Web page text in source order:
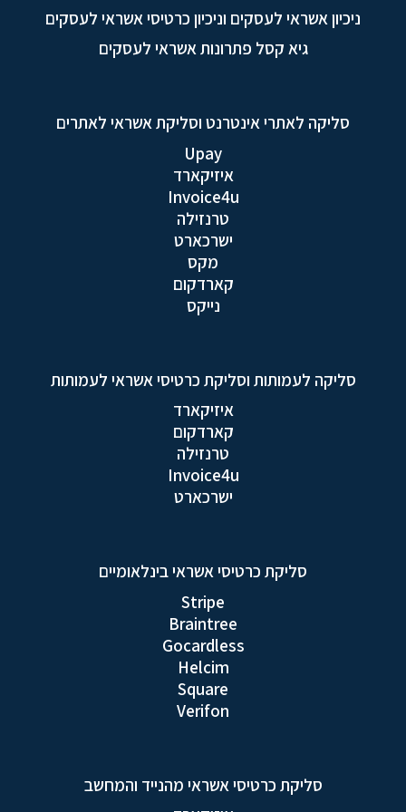
ניכיון אשראי לעסקים וניכיון כרטיסי אשראי לעסקים
גיא קסל פתרונות אשראי לעסקים
סליקה לאתרי אינטרנט וסליקת אשראי לאתרים
Upay
איזיקארד
Invoice4u
טרנזילה
ישרכארט
מקס
קארדקום
נייקס
סליקה לעמותות וסליקת כרטיסי אשראי לעמותות
איזיקארד
קארדקום
טרנזילה
Invoice4u
ישרכארט
סליקת כרטיסי אשראי בינלאומיים
Stripe
Braintree
Gocardless
Helcim
Square
Verifon
סליקת כרטיסי אשראי מהנייד והמחשב